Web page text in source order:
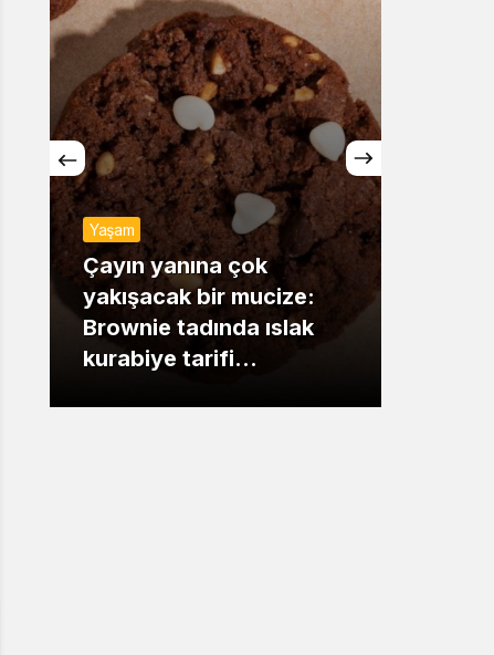
Gündüz Modu
Gündüz modunu seçin.
Gece Modu
Gece modunu seçin.
Sistem Modu
Sistem modunu seçin.
Yaşam
Çayın yanına çok
yakışacak bir mucize:
Brownie tadında ıslak
kurabiye tarifi…